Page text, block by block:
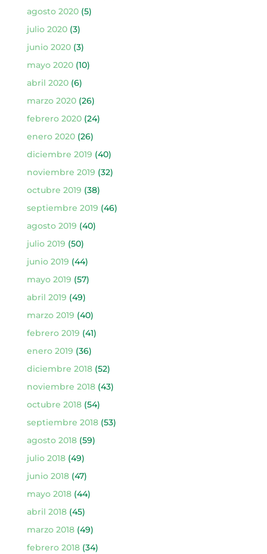
agosto 2020(5)
julio 2020(3)
junio 2020(3)
mayo 2020(10)
abril 2020(6)
marzo 2020(26)
febrero 2020(24)
enero 2020(26)
diciembre 2019 (40)
noviembre 2019 (32)
octubre 2019 (38)
septiembre 2019 (46)
agosto 2019 (40)
julio 2019 (50)
junio 2019 (44)
mayo 2019 (57)
abril 2019 (49)
marzo 2019 (40)
febrero 2019 (41)
enero 2019 (36)
diciembre 2018(52)
noviembre 2018(43)
octubre 2018(54)
septiembre 2018(53)
agosto 2018(59)
julio 2018(49)
junio 2018(47)
mayo 2018(44)
abril 2018(45)
marzo 2018(49)
febrero 2018(34)